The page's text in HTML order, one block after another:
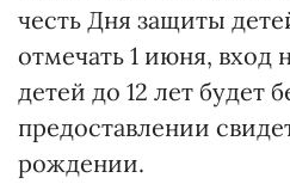
честь Дня защиты
отмечать 1 июня, вход
детей до 12 лет будет
предоставлении
рождении.